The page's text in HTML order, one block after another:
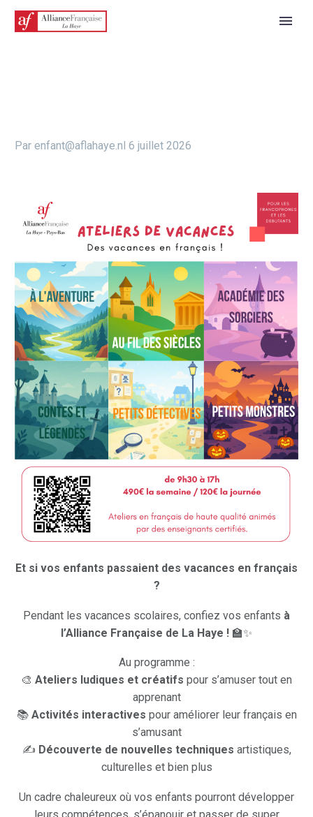
Par enfant@aflahaye.nl 6 juillet 2026
Et si vos enfants passaient des vacances en français
?
Pendant les vacances scolaires, confiez vos enfants à
l’Alliance Française de La Haye ! 🏫✨
Au programme :
🎨 Ateliers ludiques et créatifs pour s’amuser tout en
apprenant
📚 Activités interactives pour améliorer leur français en
s’amusant
✍️ Découverte de nouvelles techniques artistiques,
culturelles et bien plus
Un cadre chaleureux où vos enfants pourront développer